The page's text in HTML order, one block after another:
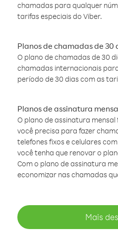
chamadas para qualquer
tarifas especiais do Viber.
Planos de chamadas de 30
O plano de chamadas de 30
chamadas internacionais
período de 30 dias com as
Planos de assinatura
O plano de assinatura
você precisa para fazer
telefones fixos e celulares
você tenha que renovar o
Com o plano de assinatura
economizar nas chamadas
Mais